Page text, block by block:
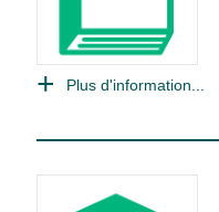
Plus d'information...